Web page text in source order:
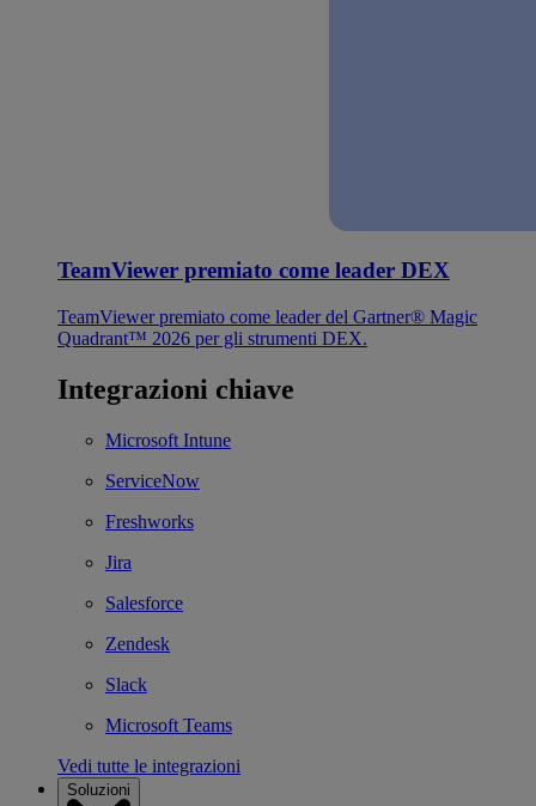
TeamViewer premiato come leader DEX
TeamViewer premiato come leader del Gartner® Magic
Quadrant™ 2026 per gli strumenti DEX.
Integrazioni chiave
Microsoft Intune
ServiceNow
Freshworks
Jira
Salesforce
Zendesk
Slack
Microsoft Teams
Vedi tutte le integrazioni
Soluzioni